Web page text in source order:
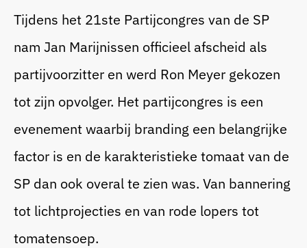
melkfabriek
Bekijk alle
Congres
Beurs
Blogs
Tijdens het 21ste Partijcongres van de SP
nam Jan Marijnissen officieel afscheid als
partijvoorzitter en werd Ron Meyer gekozen
tot zijn opvolger. Het partijcongres is een
evenement waarbij branding een belangrijke
factor is en de karakteristieke tomaat van de
SP dan ook overal te zien was. Van bannering
tot lichtprojecties en van rode lopers tot
tomatensoep.